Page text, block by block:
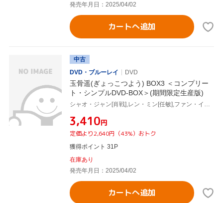
発売年月日：2025/04/02
カートへ追加
中古
DVD・ブルーレイ
DVD
玉骨遥(ぎょっこつよう) BOX3 ＜コンプリー
ト・シンプルDVD-BOX＞(期間限定生産版)
シャオ・ジャン[肖戦],レン・ミン[任敏],ファン・イールン[方逸倫],ワン・チューラン[王楚然],ワン・ズーチー[王子奇]
¥3,410円
定価より2,640円（43%）おトク
獲得ポイント 31P
在庫あり
発売年月日：2025/04/02
カートへ追加